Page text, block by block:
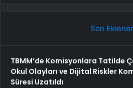
Son
TBMM’de Komisyonlara Tatilde
Okul Olayları ve Dijital Riskler
Süresi Uzatıldı